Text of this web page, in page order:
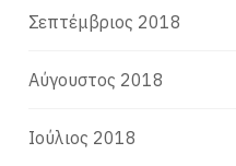
Σεπτέμβριος 2018
Αύγουστος 2018
Ιούλιος 2018